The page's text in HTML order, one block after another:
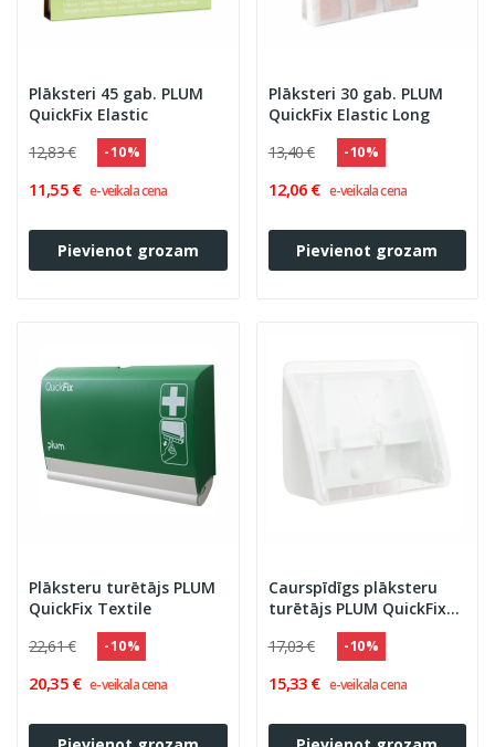
Plāksteri 45 gab. PLUM
QuickFix Elastic
12,83 €
- 10 %
11,55 € e-veikala cena
Pievienot grozam
Plāksteri 30 gab. PLUM
QuickFix Elastic Long
13,40 €
- 10 %
12,06 € e-veikala cena
Pievienot grozam
Plāksteru turētājs PLUM
QuickFix Textile
22,61 €
- 10 %
20,35 € e-veikala cena
Caurspīdīgs plāksteru
turētājs PLUM QuickFix
17,03 € - 10 %
15,33 € e-veikala cena